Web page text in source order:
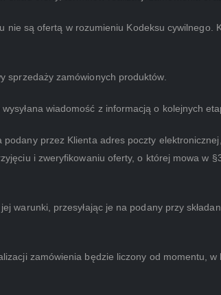
są ofertą w rozumieniu Kodeksu cywilnego.
sprzedaży zamówionych produktów.
wiadomość z informacją o kolejnych
podany przez Klienta adres poczty
i zweryfikowaniu oferty, o której mowa w
warunki, przesyłając je na podany przy
zamówienia będzie liczony od momentu,